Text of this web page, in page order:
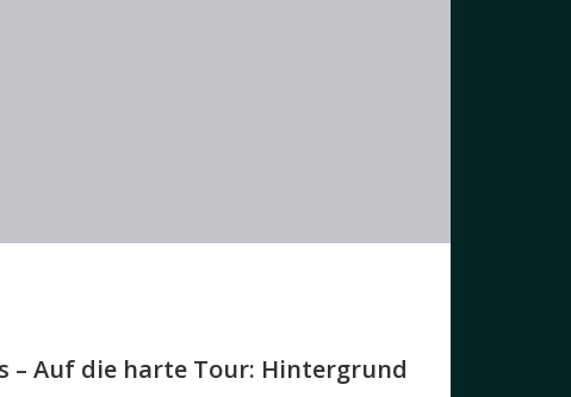
– Auf die harte Tour: Hintergrund